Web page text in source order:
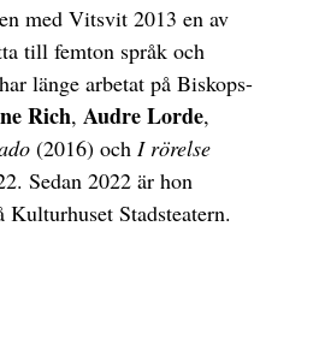
med Vitsvit 2013 en av
till femton språk och
länge arbetat på Biskops-
Rich, Audre Lorde,
(2016) och I rörelse
Sedan 2022 är hon
Stadsteatern.